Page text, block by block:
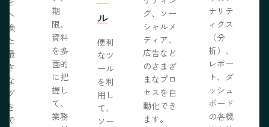
へ
換
た
最
さ
な
グ
を
で
期
限、
資料
を多
面的
に把
握し
て、
業務
ル
便利
なツ
ール
を利
用し
て、
ソー
グ、ソー
シャルメ
ディア、
広告など
のさまざ
まなプロ
セスを自
動化でき
ます。
ナリテ
ィクス
（分
析）、
レポー
ト、ダ
ッシュ
ボード
の各機